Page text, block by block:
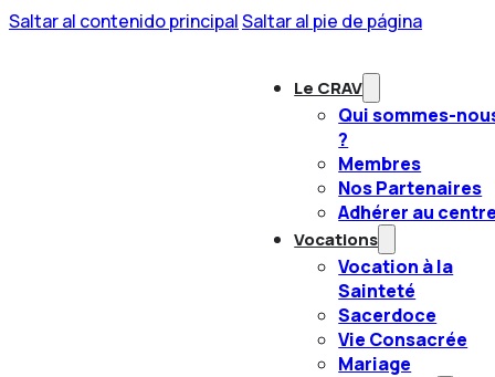
Saltar al contenido principalSaltar al pie de página
Le CRAV
Qui sommes-
?
Membres
Nos Partenaires
Adhérer au
Vocations
Vocation à la
Sainteté
Sacerdoce
Vie Consacrée
Mariage